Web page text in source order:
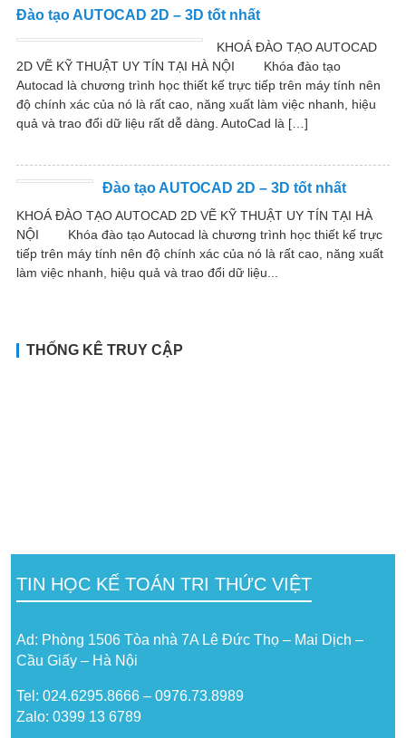
Đào tạo AUTOCAD 2D – 3D tốt nhất
KHOÁ ĐÀO TẠO AUTOCAD
2D VẼ KỸ THUẬT UY TÍN TẠI HÀ NỘI Khóa đào tạo
Autocad là chương trình học thiết kế trực tiếp trên máy tính nên
độ chính xác của nó là rất cao, năng xuất làm việc nhanh, hiệu
quả và trao đổi dữ liệu rất dễ dàng. AutoCad là […]
Đào tạo AUTOCAD 2D – 3D tốt nhất
KHOÁ ĐÀO TẠO AUTOCAD 2D VẼ KỸ THUẬT UY TÍN TẠI HÀ
NỘI Khóa đào tạo Autocad là chương trình học thiết kế trực
tiếp trên máy tính nên độ chính xác của nó là rất cao, năng xuất
làm việc nhanh, hiệu quả và trao đổi dữ liệu...
THỐNG KÊ TRUY CẬP
TIN HỌC KẾ TOÁN TRI THỨC VIỆT
Ad: Phòng 1506 Tòa nhà 7A Lê Đức Thọ – Mai Dịch –
Cầu Giấy – Hà Nội
Tel: 024.6295.8666 – 0976.73.8989
Zalo: 0399 13 6789